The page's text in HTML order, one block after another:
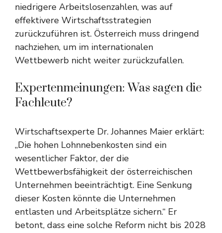
niedrigere Arbeitslosenzahlen, was auf
effektivere Wirtschaftsstrategien
zurückzuführen ist. Österreich muss dringend
nachziehen, um im internationalen
Wettbewerb nicht weiter zurückzufallen.
Expertenmeinungen: Was sagen die
Fachleute?
Wirtschaftsexperte Dr. Johannes Maier erklärt:
„Die hohen Lohnnebenkosten sind ein
wesentlicher Faktor, der die
Wettbewerbsfähigkeit der österreichischen
Unternehmen beeinträchtigt. Eine Senkung
dieser Kosten könnte die Unternehmen
entlasten und Arbeitsplätze sichern.“ Er
betont, dass eine solche Reform nicht bis 2028